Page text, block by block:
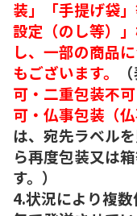
装」「手提げ袋
設定（のし等）
し、一部の商品
もございます。
可・二重包装不
可・仏事包装（仏
は、宛先ラベル
ら再度包装又は
す。）
4.状況により複